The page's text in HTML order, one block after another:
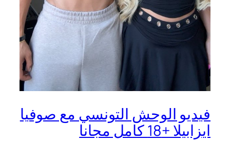
فيديو الوحش التونسي مع صوفيا
ايزابيلا +18 كامل مجانا